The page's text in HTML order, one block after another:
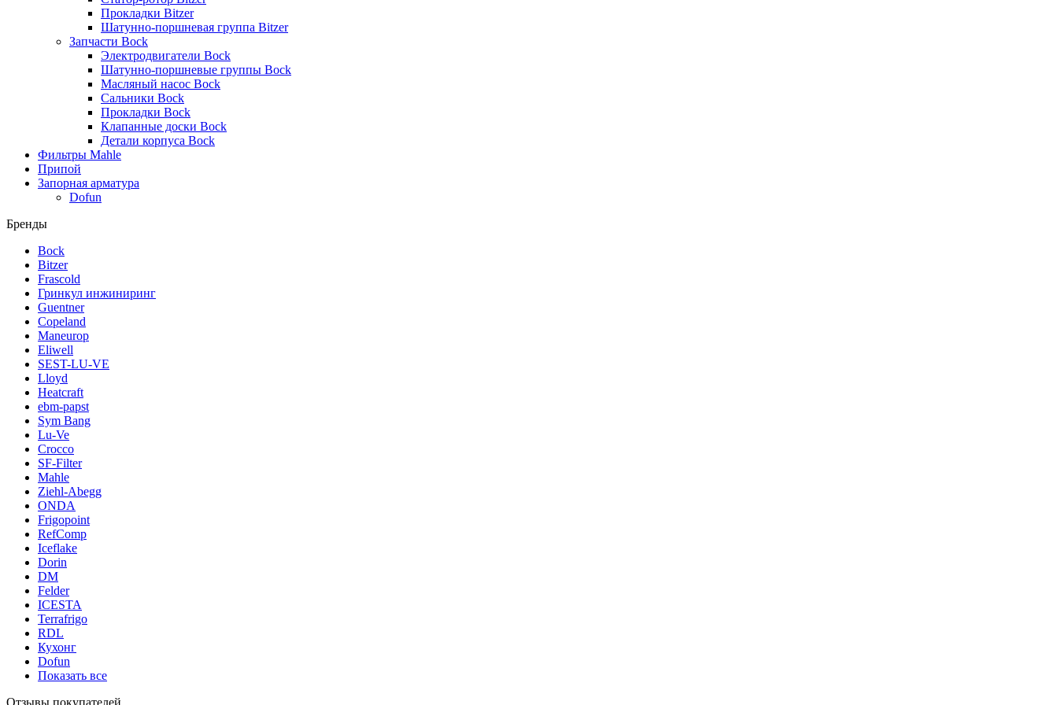
Прокладки Bitzer
Шатунно-поршневая группа Bitzer
Запчасти Bock
Электродвигатели Bock
Шатунно-поршневые группы Bock
Масляный насос Bock
Сальники Bock
Прокладки Bock
Клапанные доски Bock
Детали корпуса Bock
Фильтры Mahle
Припой
Запорная арматура
Dofun
Бренды
Bock
Bitzer
Frascold
Гринкул инжиниринг
Guentner
Copeland
Maneurop
Eliwell
SEST-LU-VE
Lloyd
Heatcraft
ebm-papst
Sym Bang
Lu-Ve
Crocco
SF-Filter
Mahle
Ziehl-Abegg
ONDA
Frigopoint
RefComp
Iceflake
Dorin
DM
Felder
ICESTA
Terrafrigo
RDL
Кухонг
Dofun
Показать все
Отзывы покупателей